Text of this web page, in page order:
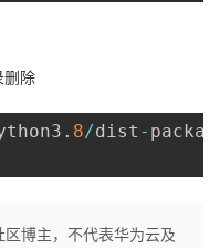
删除
. 8/dist -
区博主，不代表华为云及